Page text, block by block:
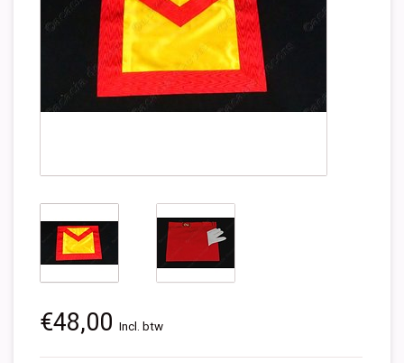
€48,00 Incl. btw